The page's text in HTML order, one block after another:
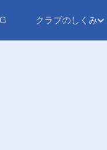
クラブのしくみ